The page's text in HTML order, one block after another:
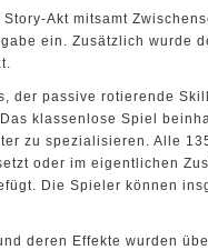
Akt mitsamt
ein. Zusätzlich wurde
der passive rotierende
klassenlose Spiel
zu spezialisieren. Alle
oder im eigentlichen
Die Spieler können
deren Effekte wurden